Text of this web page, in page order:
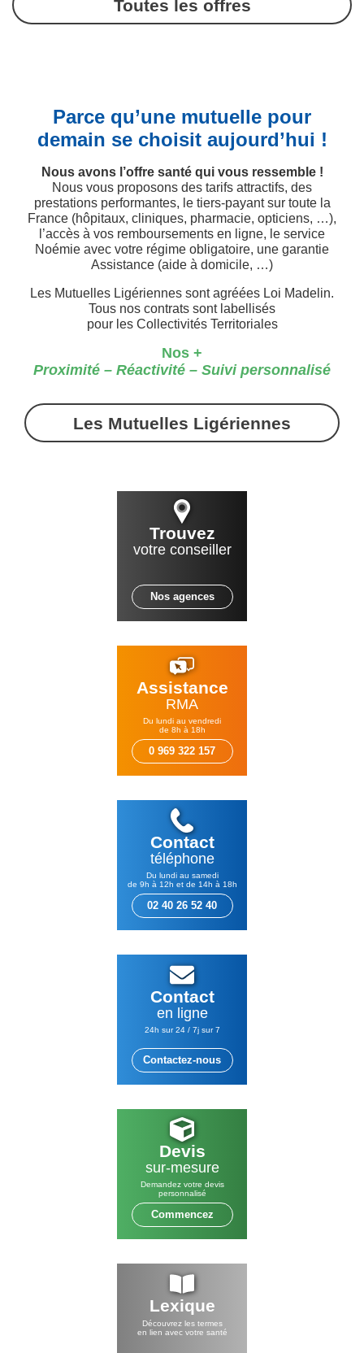
Toutes les offres
Parce qu’une mutuelle pour
demain se choisit aujourd’hui !
Nous avons l’offre santé qui vous ressemble !
Nous vous proposons des tarifs attractifs, des
prestations performantes, le tiers-payant sur toute la
France (hôpitaux, cliniques, pharmacie, opticiens, …),
l’accès à vos remboursements en ligne, le service
Noémie avec votre régime obligatoire, une garantie
Assistance (aide à domicile, …)
Les Mutuelles Ligériennes sont agréées Loi Madelin.
Tous nos contrats sont labellisés
pour les Collectivités Territoriales
Nos +
Proximité – Réactivité – Suivi personnalisé
Les Mutuelles Ligériennes
Trouvez
votre conseiller
Nos agences
Assistance
RMA
Du lundi au vendredi
de 8h à 18h
0 969 322 157
Contact
téléphone
Du lundi au samedi
de 9h à 12h et de 14h à 18h
02 40 26 52 40
Contact
en ligne
24h sur 24 / 7j sur 7
Contactez-nous
Devis
sur-mesure
Demandez votre devis
personnalisé
Commencez
Lexique
Découvrez les termes
en lien avec votre santé